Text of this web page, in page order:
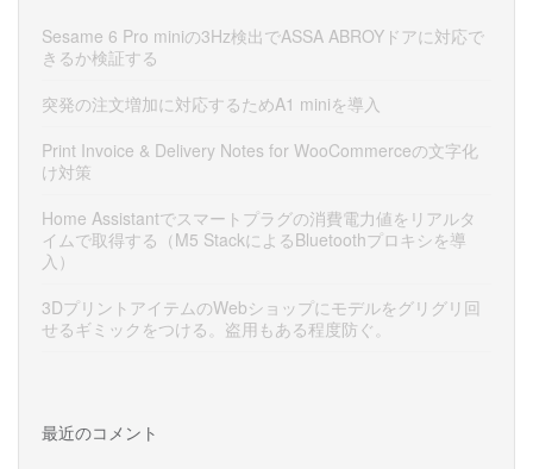
Sesame 6 Pro miniの3Hz検出でASSA ABROYドアに対応で
きるか検証する
突発の注文増加に対応するためA1 miniを導入
Print Invoice & Delivery Notes for WooCommerceの文字化
け対策
Home Assistantでスマートプラグの消費電力値をリアルタ
イムで取得する（M5 StackによるBluetoothプロキシを導
入）
3DプリントアイテムのWebショップにモデルをグリグリ回
せるギミックをつける。盗用もある程度防ぐ。
最近のコメント